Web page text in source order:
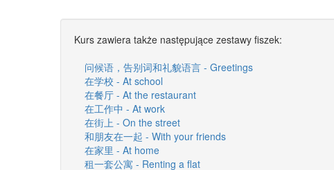
Kurs zawiera także następujące zestawy fiszek:
问候语，告别词和礼貌语言 - Greetings
在学校 - At school
在餐厅 - At the restaurant
在工作中 - At work
在街上 - On the street
和朋友在一起 - With your friends
在家里 - At home
租一套公寓 - Renting a flat